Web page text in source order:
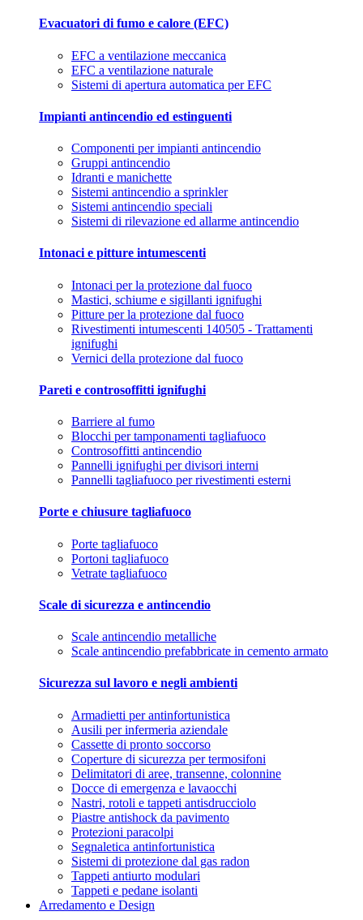
Evacuatori di fumo e calore (EFC)
EFC a ventilazione meccanica
EFC a ventilazione naturale
Sistemi di apertura automatica per EFC
Impianti antincendio ed estinguenti
Componenti per impianti antincendio
Gruppi antincendio
Idranti e manichette
Sistemi antincendio a sprinkler
Sistemi antincendio speciali
Sistemi di rilevazione ed allarme antincendio
Intonaci e pitture intumescenti
Intonaci per la protezione dal fuoco
Mastici, schiume e sigillanti ignifughi
Pitture per la protezione dal fuoco
Rivestimenti intumescenti 140505 - Trattamenti
ignifughi
Vernici della protezione dal fuoco
Pareti e controsoffitti ignifughi
Barriere al fumo
Blocchi per tamponamenti tagliafuoco
Controsoffitti antincendio
Pannelli ignifughi per divisori interni
Pannelli tagliafuoco per rivestimenti esterni
Porte e chiusure tagliafuoco
Porte tagliafuoco
Portoni tagliafuoco
Vetrate tagliafuoco
Scale di sicurezza e antincendio
Scale antincendio metalliche
Scale antincendio prefabbricate in cemento armato
Sicurezza sul lavoro e negli ambienti
Armadietti per antinfortunistica
Ausili per infermeria aziendale
Cassette di pronto soccorso
Coperture di sicurezza per termosifoni
Delimitatori di aree, transenne, colonnine
Docce di emergenza e lavaocchi
Nastri, rotoli e tappeti antisdrucciolo
Piastre antishock da pavimento
Protezioni paracolpi
Segnaletica antinfortunistica
Sistemi di protezione dal gas radon
Tappeti antiurto modulari
Tappeti e pedane isolanti
Arredamento e Design